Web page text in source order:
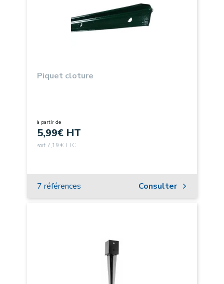
Piquet cloture
à partir de
5,99€ HT
soit 7,19 € TTC
7 références Consulter